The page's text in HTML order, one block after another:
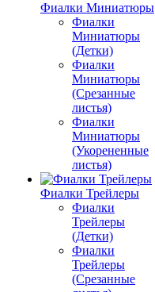
Фиалки Миниатюры
Фиалки
Миниатюры
(Детки)
Фиалки
Миниатюры
(Срезанные
листья)
Фиалки
Миниатюры
(Укорененные
листья)
Фиалки Трейлеры
Фиалки
Трейлеры
(Детки)
Фиалки
Трейлеры
(Срезанные